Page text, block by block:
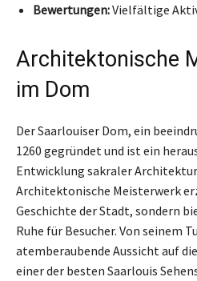
Bewertungen:Vielfältige
Architektonische
im Dom
Der Saarlouiser Dom, ein
1260 gegründet und ist ein
Entwicklung sakraler Architektur
Architektonische Meisterwerk
Geschichte der Stadt, sondern
Ruhe für Besucher. Von seinem
atemberaubende Aussicht auf
einer der besten Saarlouis